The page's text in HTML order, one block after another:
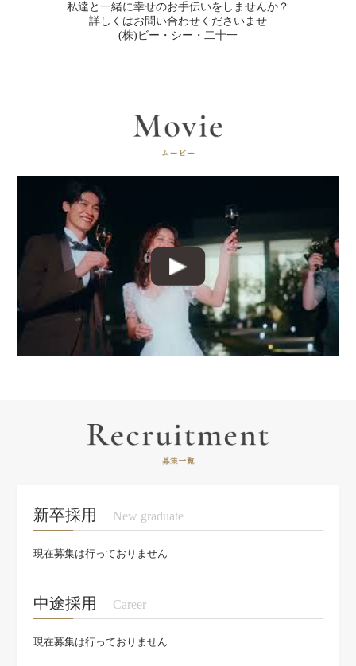
私達と一緒に幸せのお手伝いをしませんか？
詳しくはお問い合わせくださいませ
(株)ビー・シー・二十一
新卒採用 New graduate
現在募集は行っておりません
中途採用 Career
現在募集は行っておりません